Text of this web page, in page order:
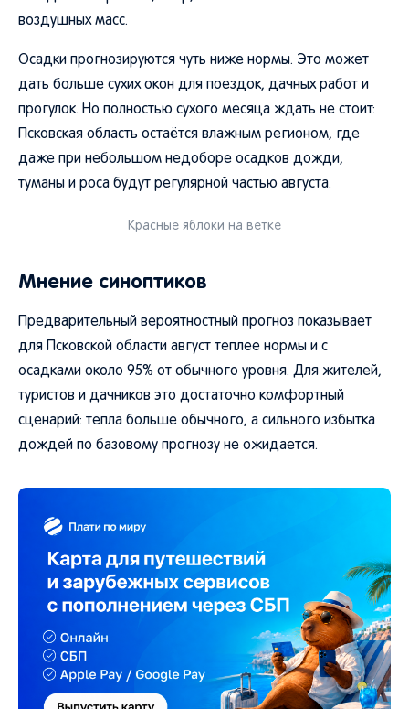
воздушных масс.
Осадки прогнозируются чуть ниже нормы. Это может
дать больше сухих окон для поездок, дачных работ и
прогулок. Но полностью сухого месяца ждать не стоит:
Псковская область остаётся влажным регионом, где
даже при небольшом недоборе осадков дожди,
туманы и роса будут регулярной частью августа.
Красные яблоки на ветке
Мнение синоптиков
Предварительный вероятностный прогноз показывает
для Псковской области август теплее нормы и с
осадками около 95% от обычного уровня. Для жителей,
туристов и дачников это достаточно комфортный
сценарий: тепла больше обычного, а сильного избытка
дождей по базовому прогнозу не ожидается.